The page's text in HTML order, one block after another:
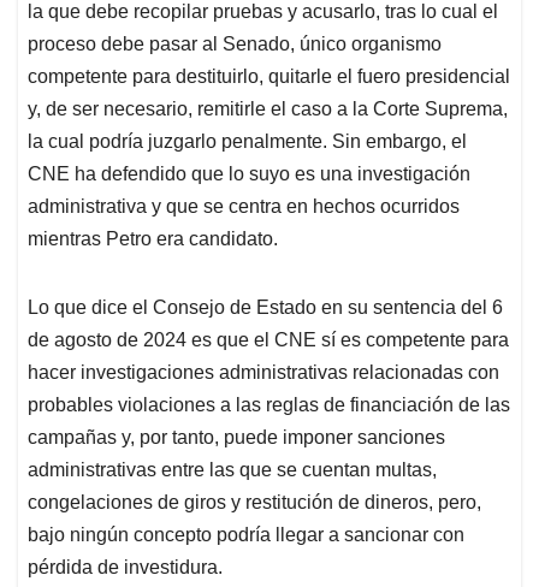
la que debe recopilar pruebas y acusarlo, tras lo cual el
proceso debe pasar al Senado, único organismo
competente para destituirlo, quitarle el fuero presidencial
y, de ser necesario, remitirle el caso a la Corte Suprema,
la cual podría juzgarlo penalmente. Sin embargo, el
CNE ha defendido que lo suyo es una investigación
administrativa y que se centra en hechos ocurridos
mientras Petro era candidato.
Lo que dice el Consejo de Estado en su sentencia del 6
de agosto de 2024 es que el CNE sí es competente para
hacer investigaciones administrativas relacionadas con
probables violaciones a las reglas de financiación de las
campañas y, por tanto, puede imponer sanciones
administrativas entre las que se cuentan multas,
congelaciones de giros y restitución de dineros, pero,
bajo ningún concepto podría llegar a sancionar con
pérdida de investidura.